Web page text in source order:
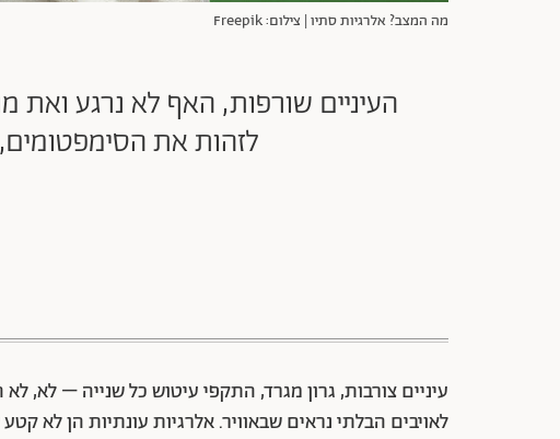
מה המצב? אלרגיות סתיו | צילום: Freepik
העיניים שורפות, האף לא נרגע ואת
לזהות את
עיניים צורבות, גרון מגרד, התקפי עיטוש כל שנייה – לא,
לאויבים הבלתי נראים שבאוויר. אלרגיות עונתיות הן לא